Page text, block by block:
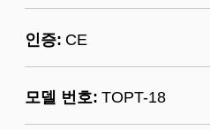
인증: CE
모델 번호: TOPT-18